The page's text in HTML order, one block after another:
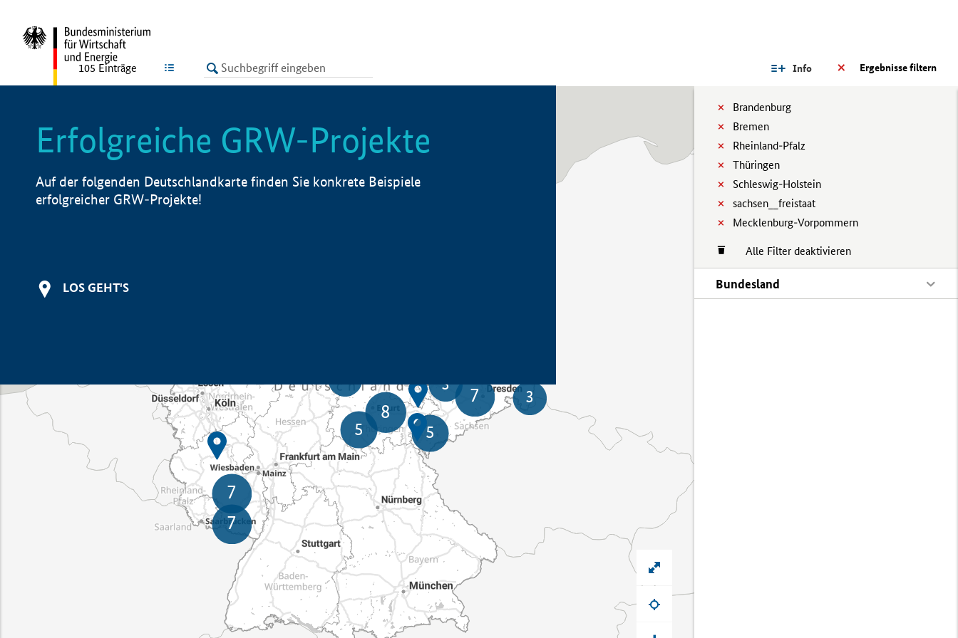
LISTE Ergebnisse filtern
Info
Brandenburg
Bremen
Rheinland-Pfalz
Thüringen
Schleswig-Holstein
sachsen__freistaat
Mecklenburg-Vorpommern
Alle Filter deaktivieren
Bundesland
105 Einträge
Erfolgreiche GRW-Projekte
Auf der folgenden Deutschlandkarte finden Sie konkrete Beispiele
erfolgreicher GRW-Projekte!
LOS GEHT'S